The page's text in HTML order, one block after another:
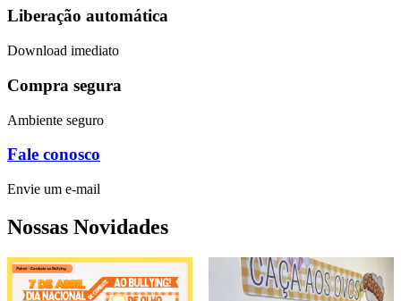
Liberação automática
Download imediato
Compra segura
Ambiente seguro
Fale conosco
Envie um e-mail
Nossas Novidades